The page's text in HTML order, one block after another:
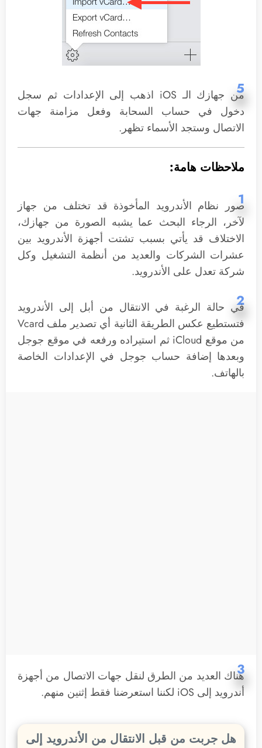
5
من جهازك الـ iOS اذهب إلى الإعدادات ثم سجل
دخول في حساب السحابة وفعل مزامنة جهات
الاتصال وستجد الأسماء تظهر.
ملاحظات هامة:
1
صور نظام الأندرويد المأخوذة قد تختلف من جهاز
لآخر، الرجاء البحث عما يشبه الصورة من جهازك،
الاختلاف قد يأتي بسبب تشتت أجهزة الأندرويد بين
عشرات الشركات والعديد من أنظمة التشغيل وكل
شركة تعدل على الأندرويد.
2
في حالة الرغبة في الانتقال من أبل إلى الأندرويد
فتستطيع عكس الطريقة الثانية أي تصدير ملف Vcard
من موقع iCloud ثم استيراده ورفعه في موقع جوجل
وبعدها إضافة حساب جوجل في الإعدادات الخاصة
بالهاتف.
3
هناك العديد من الطرق لنقل جهات الاتصال من أجهزة
أندرويد إلى iOS لكننا استعرضنا فقط إثنين منهم.
هل جربت من قبل الانتقال من الأندرويد إلى